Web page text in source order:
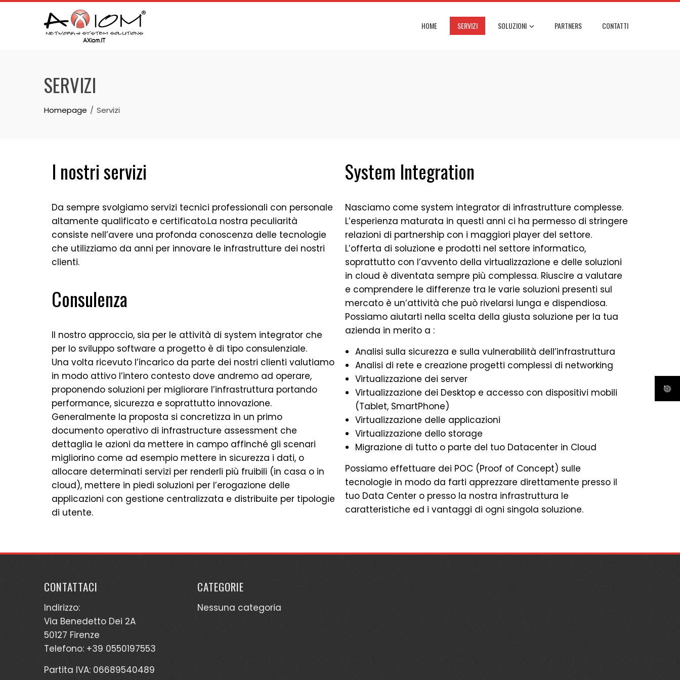
HOME SERVIZI SOLUZIONI PARTNERS CONTATTI
SERVIZI
Homepage Servizi
I nostri servizi
Da sempre svolgiamo servizi tecnici professionali con personale
altamente qualificato e certificato.La nostra peculiarità
consiste nell’avere una profonda conoscenza delle tecnologie
che utilizziamo da anni per innovare le infrastrutture dei nostri
clienti.
Consulenza
Il nostro approccio, sia per le attività di system integrator che
per lo sviluppo software a progetto è di tipo consulenziale.
Una volta ricevuto l’incarico da parte dei nostri clienti valutiamo
in modo attivo l’intero contesto dove andremo ad operare,
proponendo soluzioni per migliorare l’infrastruttura portando
performance, sicurezza e soprattutto innovazione.
Generalmente la proposta si concretizza in un primo
documento operativo di infrastructure assessment che
dettaglia le azioni da mettere in campo affinché gli scenari
migliorino come ad esempio mettere in sicurezza i dati, o
allocare determinati servizi per renderli più fruibili (in casa o in
cloud), mettere in piedi soluzioni per l’erogazione delle
applicazioni con gestione centralizzata e distribuite per tipologie
di utente.
System Integration
Nasciamo come system integrator di infrastrutture complesse.
L’esperienza maturata in questi anni ci ha permesso di stringere
relazioni di partnership con i maggiori player del settore.
L’offerta di soluzione e prodotti nel settore informatico,
soprattutto con l’avvento della virtualizzazione e delle soluzioni
in cloud è diventata sempre più complessa. Riuscire a valutare
e comprendere le differenze tra le varie soluzioni presenti sul
mercato è un’attività che può rivelarsi lunga e dispendiosa.
Possiamo aiutarti nella scelta della giusta soluzione per la tua
azienda in merito a :
Analisi sulla sicurezza e sulla vulnerabilità dell’infrastruttura
Analisi di rete e creazione progetti complessi di networking
Virtualizzazione dei server
Virtualizzazione dei Desktop e accesso con dispositivi mobili
(Tablet, SmartPhone)
Virtualizzazione delle applicazioni
Virtualizzazione dello storage
Migrazione di tutto o parte del tuo Datacenter in Cloud
Possiamo effettuare dei POC (Proof of Concept) sulle
tecnologie in modo da farti apprezzare direttamente presso il
tuo Data Center o presso la nostra infrastruttura le
caratteristiche ed i vantaggi di ogni singola soluzione.
CONTATTACI
Indirizzo:
Via Benedetto Dei 2A
50127 Firenze
Telefono: +39 0550197553
Partita IVA: 06689540489
CATEGORIE
Nessuna categoria